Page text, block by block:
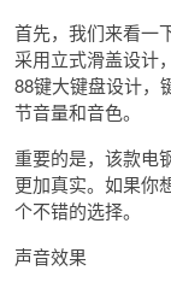
首先，我们来看一
采用立式滑盖设计
88键大键盘设计，
节音量和音色。
重要的是，该款电
更加真实。如果你
个不错的选择。
声音效果